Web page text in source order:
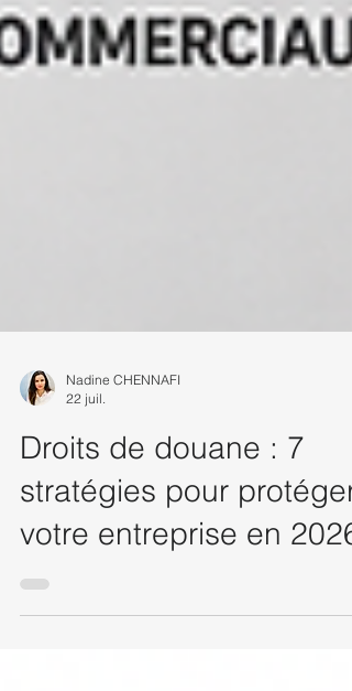
22 juil.
Droits de douane : 7
stratégies pour protéger
votre entreprise en 2026